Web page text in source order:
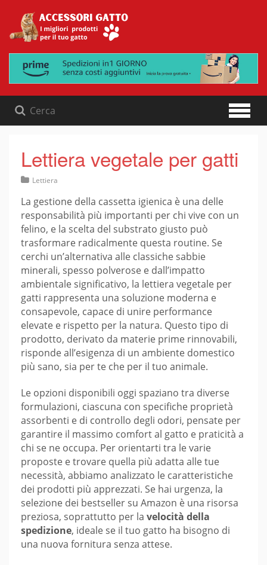
content
Lettiera vegetale per gatti
Lettiera
La gestione della cassetta igienica è una delle
responsabilità più importanti per chi vive con un
felino, e la scelta del substrato giusto può
trasformare radicalmente questa routine. Se
cerchi un’alternativa alle classiche sabbie
minerali, spesso polverose e dall’impatto
ambientale significativo, la lettiera vegetale per
gatti rappresenta una soluzione moderna e
consapevole, capace di unire performance
elevate e rispetto per la natura. Questo tipo di
prodotto, derivato da materie prime rinnovabili,
risponde all’esigenza di un ambiente domestico
più sano, sia per te che per il tuo animale.
Le opzioni disponibili oggi spaziano tra diverse
formulazioni, ciascuna con specifiche proprietà
assorbenti e di controllo degli odori, pensate per
garantire il massimo comfort al gatto e praticità a
chi se ne occupa. Per orientarti tra le varie
proposte e trovare quella più adatta alle tue
necessità, abbiamo analizzato le caratteristiche
dei prodotti più apprezzati. Se hai urgenza, la
selezione dei bestseller su Amazon è una risorsa
preziosa, soprattutto per la velocità della
spedizione, ideale se il tuo gatto ha bisogno di
una nuova fornitura senza attese.